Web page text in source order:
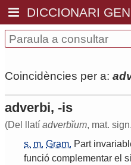
DICCIONARI
Coincidències per a:
adverbi, -is
(Del llatí adverbĭum, mat.
s. m. Gram. Part
funció complementar el